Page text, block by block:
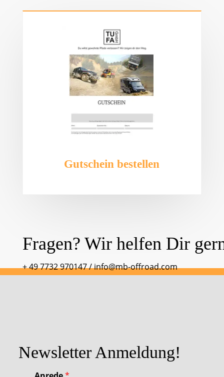
Gutschein bestellen
Fragen? Wir helfen Dir
+ 49 7732 970147/info@mb-offroad.com
Newsletter Anmeldung!